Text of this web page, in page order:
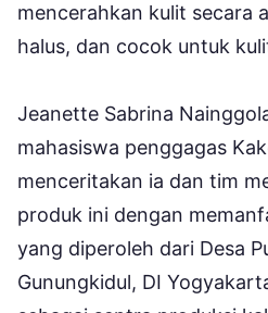
mencerahkan kulit secara
halus, dan cocok untuk
Jeanette Sabrina
mahasiswa penggagas
menceritakan ia dan tim
produk ini dengan
yang diperoleh dari Desa
Gunungkidul, DI